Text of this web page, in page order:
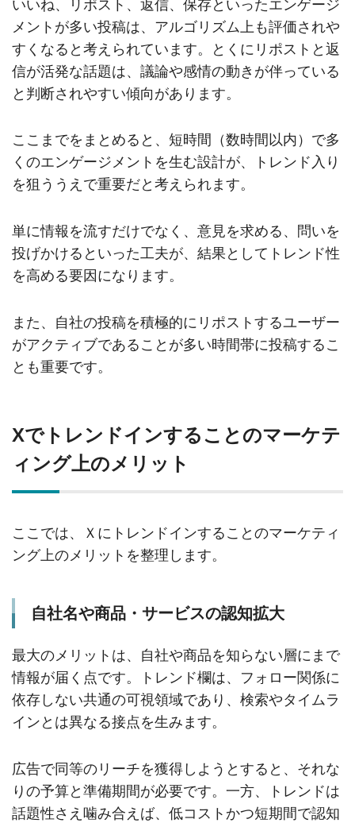
いいね、リポスト、返信、保存といったエンゲージ
メントが多い投稿は、アルゴリズム上も評価されや
すくなると考えられています。とくにリポストと返
信が活発な話題は、議論や感情の動きが伴っている
と判断されやすい傾向があります。
ここまでをまとめると、短時間（数時間以内）で多
くのエンゲージメントを生む設計が、トレンド入り
を狙ううえで重要だと考えられます。
単に情報を流すだけでなく、意見を求める、問いを
投げかけるといった工夫が、結果としてトレンド性
を高める要因になります。
また、自社の投稿を積極的にリポストするユーザー
がアクティブであることが多い時間帯に投稿するこ
とも重要です。
Xでトレンドインすることのマーケテ
ィング上のメリット
ここでは、Ｘにトレンドインすることのマーケティ
ング上のメリットを整理します。
自社名や商品・サービスの認知拡大
最大のメリットは、自社や商品を知らない層にまで
情報が届く点です。トレンド欄は、フォロー関係に
依存しない共通の可視領域であり、検索やタイムラ
インとは異なる接点を生みます。
広告で同等のリーチを獲得しようとすると、それな
りの予算と準備期間が必要です。一方、トレンドは
話題性さえ噛み合えば、低コストかつ短期間で認知